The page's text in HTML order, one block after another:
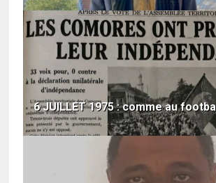
6 JUILLET 1975 : comme au